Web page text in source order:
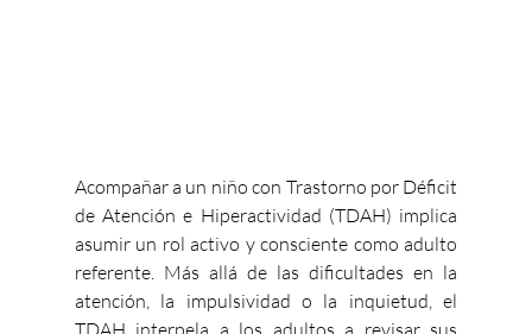
Acompañar a un niño con Trastorno por Déficit
de Atención e Hiperactividad (TDAH) implica
asumir un rol activo y consciente como adulto
referente. Más allá de las dificultades en la
atención, la impulsividad o la inquietud, el